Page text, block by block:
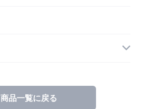
商品一覧に戻る